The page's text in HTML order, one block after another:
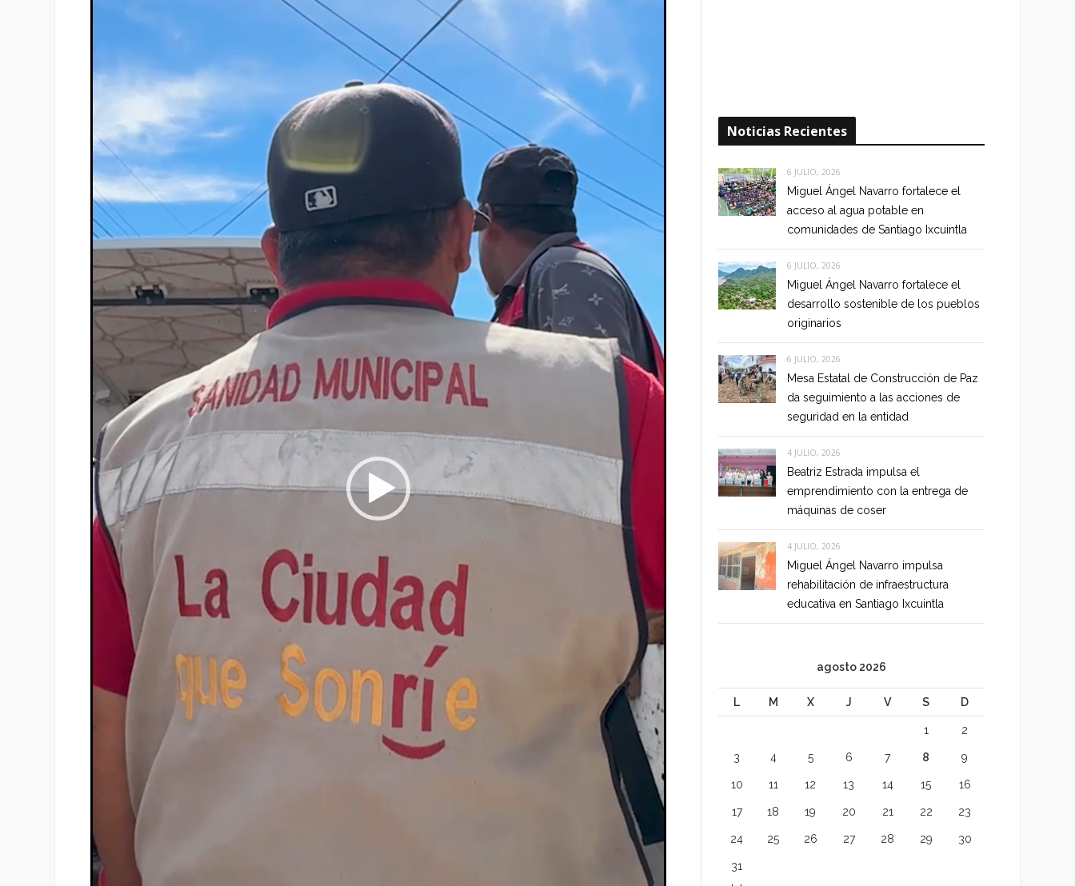
Noticias Recientes
6 JULIO, 2026
Miguel Ángel Navarro fortalece el
acceso al agua potable en
comunidades de Santiago Ixcuintla
6 JULIO, 2026
Miguel Ángel Navarro fortalece el
desarrollo sostenible de los pueblos
originarios
6 JULIO, 2026
Mesa Estatal de Construcción de Paz
da seguimiento a las acciones de
seguridad en la entidad
4 JULIO, 2026
Beatriz Estrada impulsa el
emprendimiento con la entrega de
máquinas de coser
4 JULIO, 2026
Miguel Ángel Navarro impulsa
rehabilitación de infraestructura
educativa en Santiago Ixcuintla
agosto 2026
L M X J V S D
1 2
3 4 5 6 7 8 9
10 11 12 13 14 15 16
17 18 19 20 21 22 23
24 25 26 27 28 29 30
31